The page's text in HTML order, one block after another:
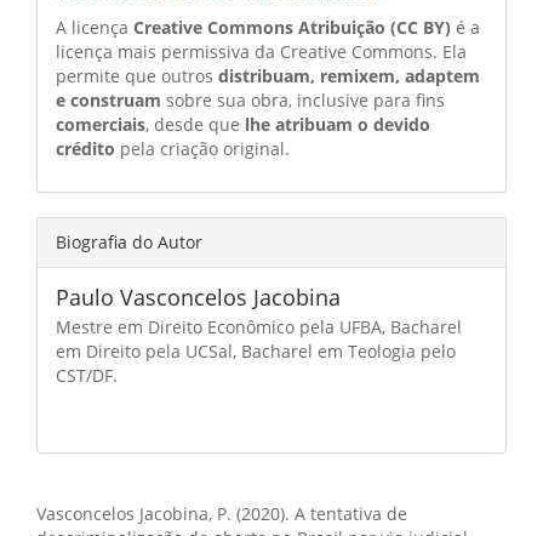
A licença Creative Commons Atribuição (CC BY) é a
licença mais permissiva da Creative Commons. Ela
permite que outros distribuam, remixem, adaptem
e construam sobre sua obra, inclusive para fins
comerciais, desde que lhe atribuam o devido
crédito pela criação original.
Biografia do Autor
Paulo Vasconcelos Jacobina
Mestre em Direito Econômico pela UFBA, Bacharel
em Direito pela UCSal, Bacharel em Teologia pelo
CST/DF.
Vasconcelos Jacobina, P. (2020). A tentativa de